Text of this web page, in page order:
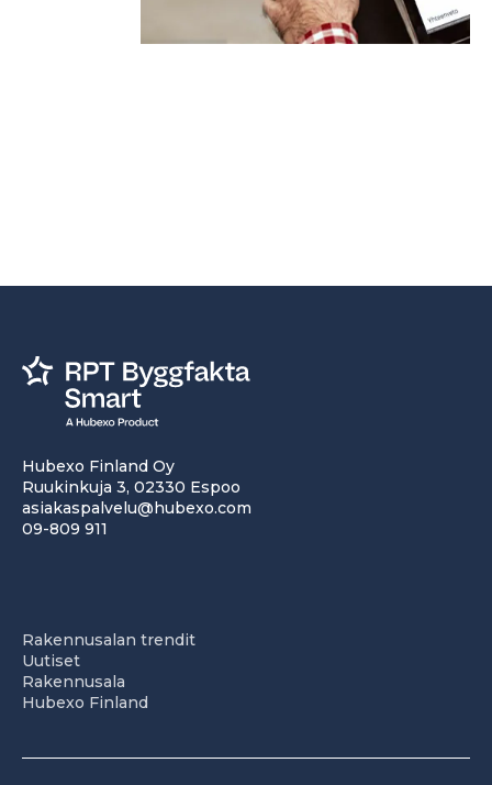
Hubexo Finland Oy
Ruukinkuja 3, 02330 Espoo
asiakaspalvelu@hubexo.com
09-809 911
Rakennusalan trendit
Uutiset
Rakennusala
Hubexo Finland